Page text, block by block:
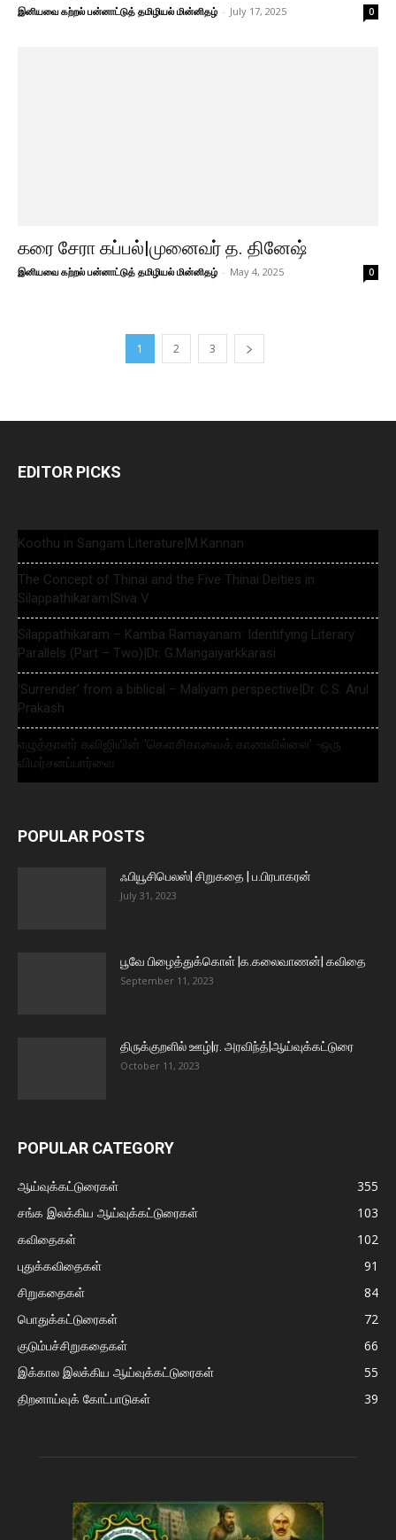
இனியவை கற்றல் பன்னாட்டுத் தமிழியல் மின்னிதழ் - July 17, 2025 0
கரை சேரா கப்பல்|முனைவர் த. தினேஷ்
இனியவை கற்றல் பன்னாட்டுத் தமிழியல் மின்னிதழ் - May 4, 2025 0
1 2 3
EDITOR PICKS
Koothu in Sangam Literature|M.Kannan
The Concept of Thinai and the Five Thinai Deities in
Silappathikaram|Siva V
Silappathikaram – Kamba Ramayanam: Identifying Literary
Parallels (Part – Two)|Dr. G.Mangaiyarkkarasi
‘Surrender’ from a biblical – Maliyam perspective|Dr. C.S. Arul
Prakash
எழுத்தாளர் கவிஜியின் ‘கௌசிகாவைக் காணவில்லை’ -ஒரு
விமர்சனப்பார்வை
POPULAR POSTS
ஃபியூசிபெலஸ்| சிறுகதை | ப.பிரபாகரன்
July 31, 2023
பூவே பிழைத்துக்கொள் |க.கலைவாணன்| கவிதை
September 11, 2023
திருக்குறளில் ஊழ்|ர. அரவிந்த்|ஆய்வுக்கட்டுரை
October 11, 2023
POPULAR CATEGORY
ஆய்வுக்கட்டுரைகள்
355
சங்க இலக்கிய ஆய்வுக்கட்டுரைகள்
103
கவிதைகள்
102
புதுக்கவிதைகள்
91
சிறுகதைகள்
84
பொதுக்கட்டுரைகள்
72
குடும்பச்சிறுகதைகள்
66
இக்கால இலக்கிய ஆய்வுக்கட்டுரைகள்
55
திறனாய்வுக் கோட்பாடுகள்
39